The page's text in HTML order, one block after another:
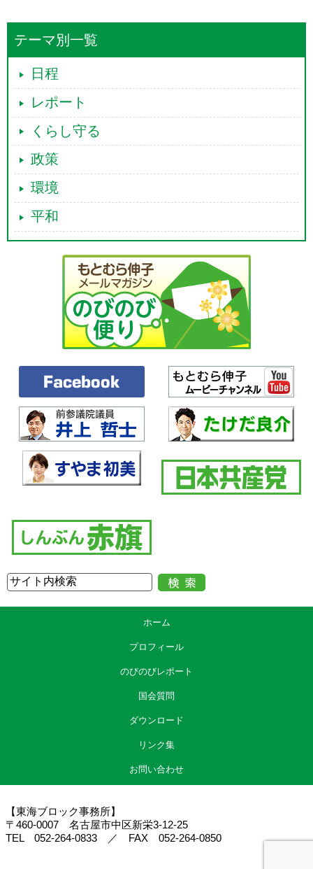
テーマ別一覧
日程
レポート
くらし守る
政策
環境
平和
ホーム
プロフィール
のびのびレポート
国会質問
ダウンロード
リンク集
お問い合わせ
【東海ブロック事務所】
〒460-0007 名古屋市中区新栄3-12-25
TEL 052-264-0833 ／ FAX 052-264-0850